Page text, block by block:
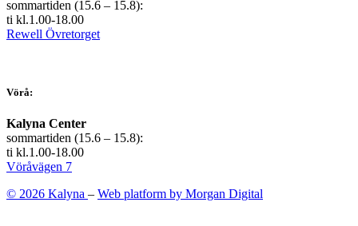
sommartiden (15.6 – 15.8):
ti kl.1.00-18.00
Rewell Övretorget
Vörå:
Kalyna Center
sommartiden (15.6 – 15.8):
ti kl.1.00-18.00
Vöråvägen 7
© 2026 Kalyna – Web platform by Morgan Digital